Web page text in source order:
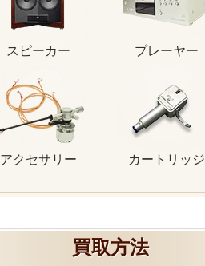
スピーカー プレーヤー
アクセサリー カートリッジ
買取方法